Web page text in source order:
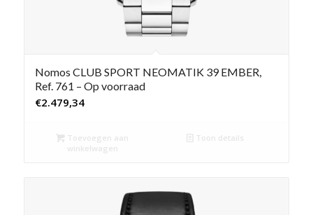
Nomos CLUB SPORT NEOMATIK 39 EMBER,
Ref. 761 – Op voorraad
€2.479,34
Toevoegen aan
winkelwagen
Toon details